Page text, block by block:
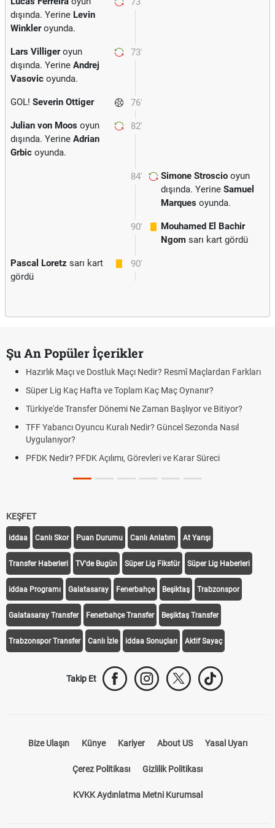
dışında. Yerine Levin
Winkleroyunda.
73'
Lars Villigeroyun
dışında. Yerine Andrej
Vasovic oyunda.
76'
GOL! Severin Ottiger
82'
Julian von Moos oyun
dışında. Yerine Adrian
Grbic oyunda.
84' Simone Stroscio oyun
dışında. Yerine Samuel
Marques oyunda.
90'
Mouhamed El Bachir
Ngom sarı kart gördü
90'
Pascal Loretz sarı kart
gördü
Şu An Popüler İçerikler
Hazırlık Maçı ve Dostluk Maçı Nedir? Resmî Maçlardan Farkları
Süper Lig Kaç Hafta ve Toplam Kaç Maç Oynanır?
Türkiye'de Transfer Dönemi Ne Zaman Başlıyor ve Bitiyor?
TFF Yabancı Oyuncu Kuralı Nedir? Güncel Sezonda Nasıl
Uygulanıyor?
PFDK Nedir? PFDK Açılımı, Görevleri ve Karar Süreci
KEŞFET
iddaa Canlı Skor Puan Durumu Canlı Anlatım At Yarışı
Transfer Haberleri TV'de Bugün Süper Lig Fikstür Süper Lig Haberleri
iddaa Programı Galatasaray Fenerbahçe Beşiktaş Trabzonspor
Galatasaray Transfer Fenerbahçe Transfer Beşiktaş Transfer
Trabzonspor Transfer Canlı İzle iddaa Sonuçları Aktif Sayaç
Takip Et
Bize Ulaşın Künye Kariyer About US Yasal Uyarı
Çerez Politikası Gizlilik Politikası
KVKK Aydınlatma Metni Kurumsal